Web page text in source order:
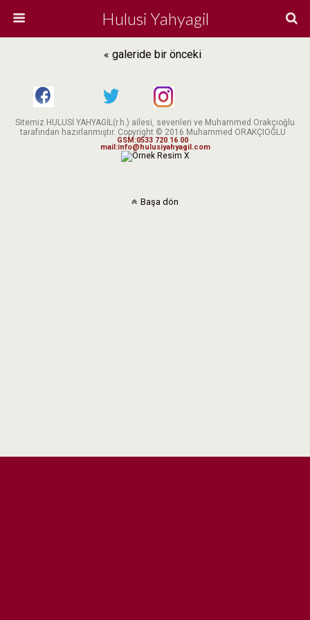
Hulusi Yahyagil
« galeride bir önceki
Sitemiz HULUSİ YAHYAGİL(r.h.) ailesi, sevenleri ve Muhammed Orakçıoğlu
tarafından hazırlanmıştır. Copyright © 2016 Muhammed ORAKÇIOĞLU
GSM:0533 720 16 00
mail:info@hulusiyahyagil.com
X
Başa dön